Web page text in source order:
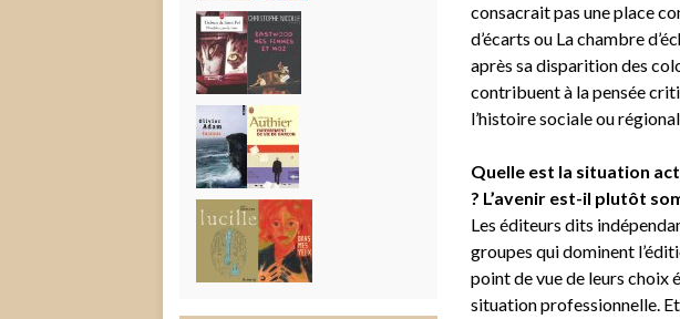
consacrait pas une place
d’écarts ou La chambre
après sa disparition des
contribuent à la pensée
l’histoire sociale ou
Quelle est la situation
? L’avenir est-il plutôt
Les éditeurs dits
groupes qui dominent
point de vue de leurs choix
situation professionnelle.